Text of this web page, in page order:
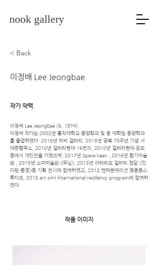
nook gallery
< Back
이정배 Lee Jeongbae
작가 약력
이정배 Lee Jeongbae (b. 1974)
이정배 작가는 2002년 홍익대학교 동양화과 및 동 대학원 동양학과
를 졸업하였다. 2016년 피비 갤러리, 2015년 광복 70주년 기념 서
대문형무소, 2010년 갤러리현대 16번지, 2010년 갤러리현대 윈도
등에서 개인전을 가졌으며, 2017년 Space kaan , 2016년 환기미술
관 , 2015년 소마미술관 <무심>, 2013년 아라리오 갤러리 청담 <인
지된 풍경>등 기획 전시에 참여하였고, 2012 캔파운데이션 명륜동스
튜디오, 2013 art omi international residency program에 참여하
였다.
​작품 이미지